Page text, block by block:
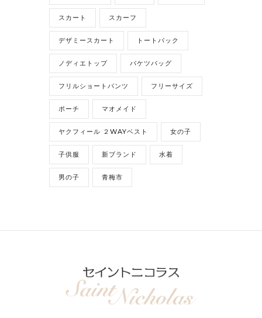
スカート スカーフ
デザミースカート トートバック
ノディエトップ バケツバッグ
フリルショートパンツ フリーサイズ
ポーチ マオメイド
ヤクフィール ２WAYベスト 女の子
子供服 新ブランド 水着
男の子 青梅市